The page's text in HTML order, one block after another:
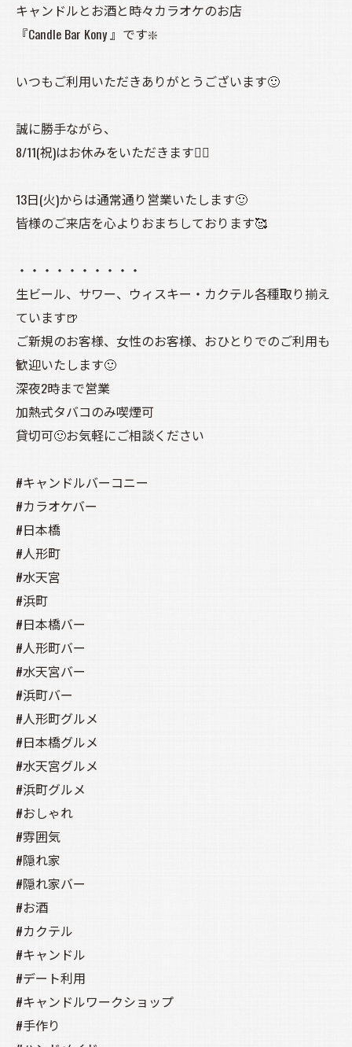
キャンドルとお酒と時々カラオケのお店
『Candle Bar Kony 』です❇️
いつもご利用いただきありがとうございます🙂
誠に勝手ながら、
8/11(祝)はお休みをいただきます🙇‍♀️
13日(火)からは通常通り営業いたします🙂
皆様のご来店を心よりおまちしております🥰
・・・・・・・・・・
生ビール、サワー、ウィスキー・カクテル各種取り揃え
ています🍺
ご新規のお客様、女性のお客様、おひとりでのご利用も
歓迎いたします🙂
深夜2時まで営業
加熱式タバコのみ喫煙可
貸切可🙂お気軽にご相談ください
#キャンドルバーコニー
#カラオケバー
#日本橋
#人形町
#水天宮
#浜町
#日本橋バー
#人形町バー
#水天宮バー
#浜町バー
#人形町グルメ
#日本橋グルメ
#水天宮グルメ
#浜町グルメ
#おしゃれ
#雰囲気
#隠れ家
#隠れ家バー
#お酒
#カクテル
#キャンドル
#デート利用
#キャンドルワークショップ
#手作り